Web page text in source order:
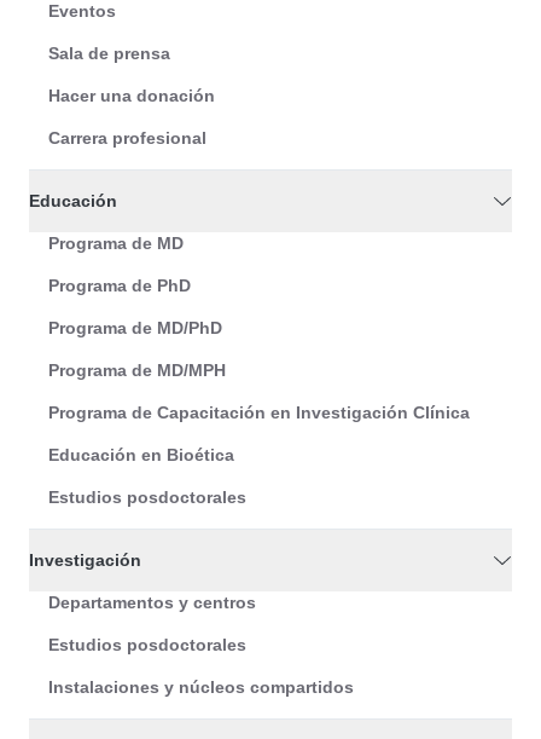
Eventos
Sala de prensa
Hacer una donación
Carrera profesional
Educación
Programa de MD
Programa de PhD
Programa de MD/PhD
Programa de MD/MPH
Programa de Capacitación en Investigación Clínica
Educación en Bioética
Estudios posdoctorales
Investigación
Departamentos y centros
Estudios posdoctorales
Instalaciones y núcleos compartidos